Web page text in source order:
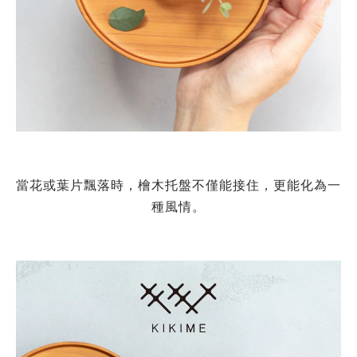
當花或葉片飄落時，檜木托盤不僅能接住，更能化為一
種風情。